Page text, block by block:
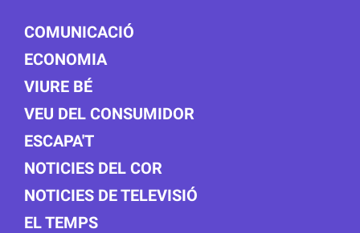
COMUNICACIÓ
ECONOMIA
VIURE BÉ
VEU DEL CONSUMIDOR
ESCAPA'T
NOTICIES DEL COR
NOTICIES DE TELEVISIÓ
EL TEMPS